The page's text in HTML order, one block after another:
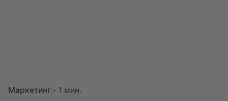
Маркетинг 1 мин.